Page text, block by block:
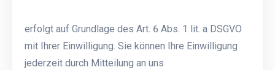
erfolgt auf Grundlage des Art. 6 Abs. 1 lit. a DSGVO
mit Ihrer Einwilligung. Sie können Ihre Einwilligung
jederzeit durch Mitteilung an uns